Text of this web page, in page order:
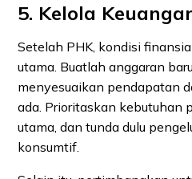
5. Kelola
Setelah PHK, kondisi
utama. Buatlah anggaran
menyesuaikan pendapatan
ada. Prioritaskan kebutuhan
utama, dan tunda dulu
konsumtif.